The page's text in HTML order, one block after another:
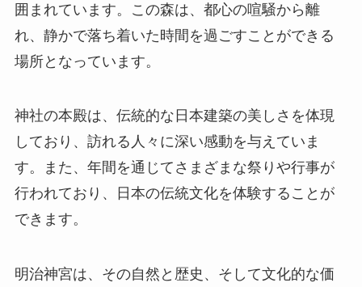
囲まれています。この森は、都心の喧騒から離
れ、静かで落ち着いた時間を過ごすことができる
場所となっています。
神社の本殿は、伝統的な日本建築の美しさを体現
しており、訪れる人々に深い感動を与えていま
す。また、年間を通じてさまざまな祭りや行事が
行われており、日本の伝統文化を体験することが
できます。
明治神宮は、その自然と歴史、そして文化的な価